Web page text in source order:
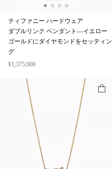
ティファニー ハードウェア
ダブルリンク ペンダント—イエロー
ゴールドにダイヤモンドをセッティン
グ
¥1,375,000